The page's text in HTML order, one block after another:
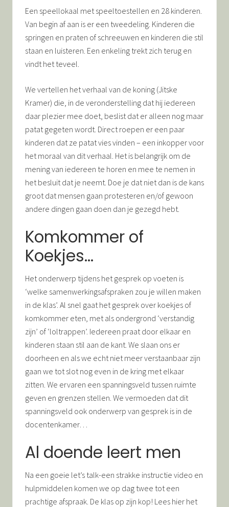
Een speellokaal met speeltoestellen en 28 kinderen.
Van begin af aan is er een tweedeling. Kinderen die
springen en praten of schreeuwen en kinderen die stil
staan en luisteren. Een enkeling trekt zich terug en
vindt het teveel.
We vertellen het verhaal van de koning (Jitske
Kramer) die, in de veronderstelling dat hij iedereen
daar plezier mee doet, beslist dat er alleen nog maar
patat gegeten wordt. Direct roepen er een paar
kinderen dat ze patat vies vinden – een inkopper voor
het moraal van dit verhaal. Het is belangrijk om de
mening van iedereen te horen en mee te nemen in
het besluit dat je neemt. Doe je dat niet dan is de kans
groot dat mensen gaan protesteren en/of gewoon
andere dingen gaan doen dan je gezegd hebt.
Komkommer of
Koekjes…
Het onderwerp tijdens het gesprek op voeten is
‘welke samenwerkingsafspraken zou je willen maken
in de klas’. Al snel gaat het gesprek over koekjes of
komkommer eten, met als ondergrond ‘verstandig
zijn’ of ‘loltrappen’. Iedereen praat door elkaar en
kinderen staan stil aan de kant. We slaan ons er
doorheen en als we echt niet meer verstaanbaar zijn
gaan we tot slot nog even in de kring met elkaar
zitten. We ervaren een spanningsveld tussen ruimte
geven en grenzen stellen. We vermoeden dat dit
spanningsveld ook onderwerp van gesprek is in de
docentenkamer…
Al doende leert men
Na een goeie let’s talk-een strakke instructie video en
hulpmiddelen komen we op dag twee tot een
prachtige afspraak. De klas op zijn kop! Lees hier het